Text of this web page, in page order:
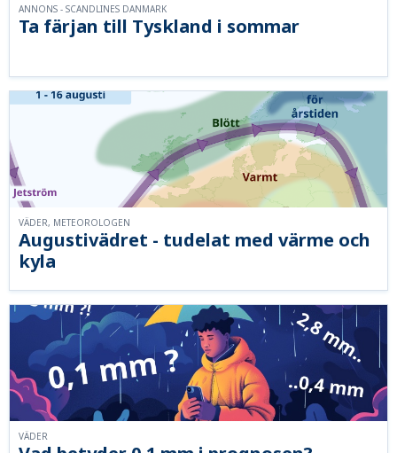
Ta färjan till Tyskland i sommar
ANNONS - SCANDLINES DANMARK
Augustivädret - tudelat med värme och
kyla
VÄDER, METEOROLOGEN
VÄDER